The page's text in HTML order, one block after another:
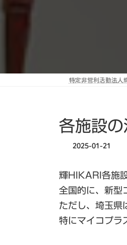
特定非営利活動法人
各施設
2025-01-21
輝HIKARI各施
全国的に、新型
ただし、埼玉県
特にマイコプラ